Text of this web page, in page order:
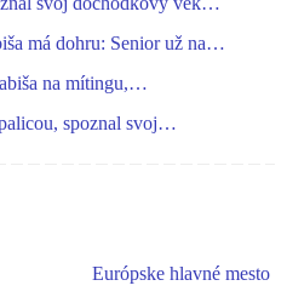
má dohru: Senior už na…
na mítingu,…
spoznal svoj…
Európske hlavné mesto